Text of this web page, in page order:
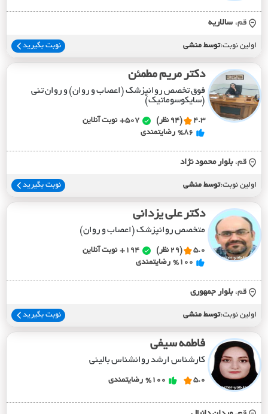
قم، سالاريه
اولین نوبت:توسط منشی نوبت بگیرید
دکتر مریم مطمئن
فوق تخصص روانپزشک (اعصاب و روان) و روان تنی
(سایکوسوماتیک)
4.3 (94 نظر) 507+
نوبت آنلاین
%86 رضایتمندی
قم، بلوار محمود نژاد
اولین نوبت:توسط منشی نوبت بگیرید
دکتر علی یزدانی
متخصص روانپزشک (اعصاب و روان)
5.0 (29 نظر) 194+
نوبت آنلاین
%100 رضایتمندی
قم، بلوار جمهوري
اولین نوبت:توسط منشی نوبت بگیرید
فاطمه سیفی
کارشناس ارشد روانشناس بالینی
5.0
%100 رضایتمندی